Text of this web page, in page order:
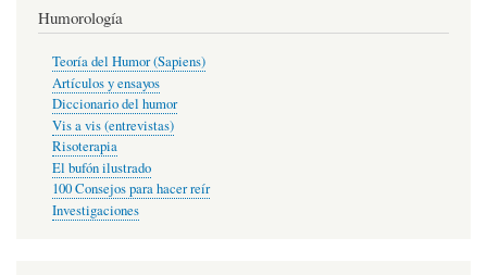
Humorología
Teoría del Humor (Sapiens)
Artículos y ensayos
Diccionario del humor
Vis a vis (entrevistas)
Risoterapia
El bufón ilustrado
100 Consejos para hacer reír
Investigaciones